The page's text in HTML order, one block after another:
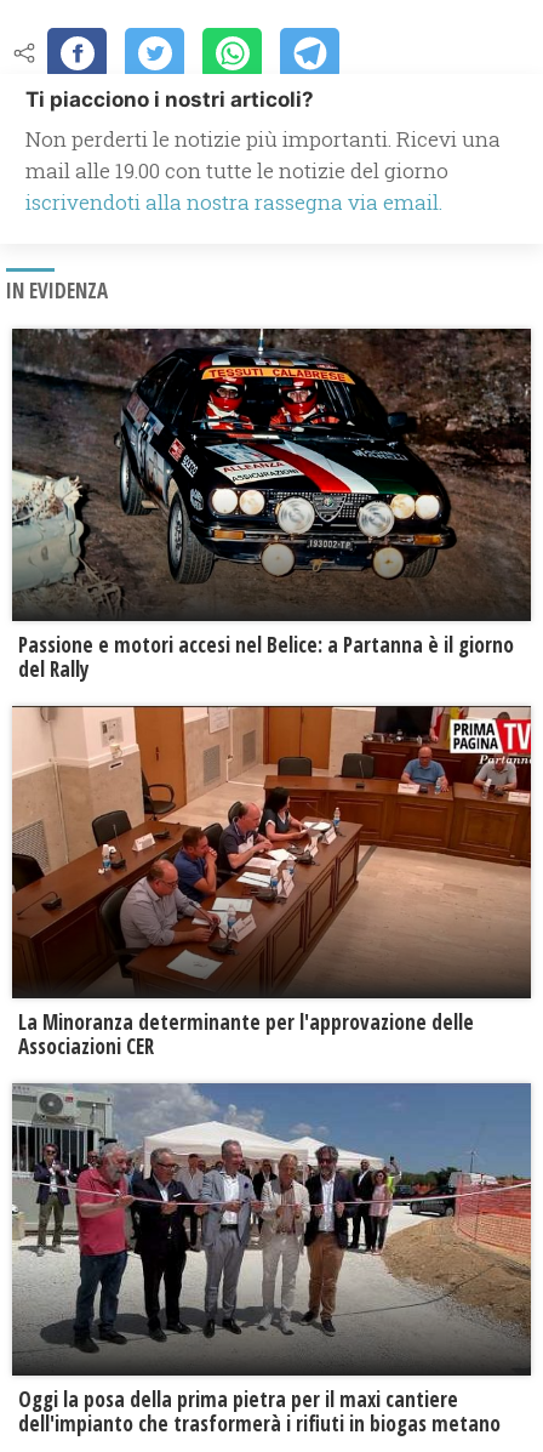
Ti piacciono i nostri articoli?
Non perderti le notizie più importanti. Ricevi una
mail alle 19.00 con tutte le notizie del giorno
iscrivendoti alla nostra rassegna via email.
IN EVIDENZA
Passione e motori accesi nel Belice: a Partanna è il giorno
del Rally
La Minoranza determinante per l'approvazione delle
Associazioni CER
Oggi la posa della prima pietra per il maxi cantiere
dell'impianto che trasformerà i rifiuti in biogas metano